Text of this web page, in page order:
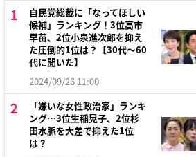
自民党総裁に「なってほしい
候補」ランキング！3位高市
早苗、2位小泉進次郎を抑え
た圧倒的1位は？【30代〜60
代に聞いた】
2024/09/26 11:00
「嫌いな女性政治家」ランキ
ング…3位生稲晃子、2位杉
田水脈を大差で抑えた1位
は？